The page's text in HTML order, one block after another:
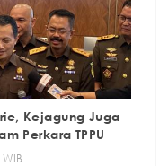
Kejagung Juga
Perkara TPPU